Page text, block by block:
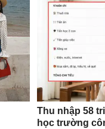
Thu nhập 58
học trường